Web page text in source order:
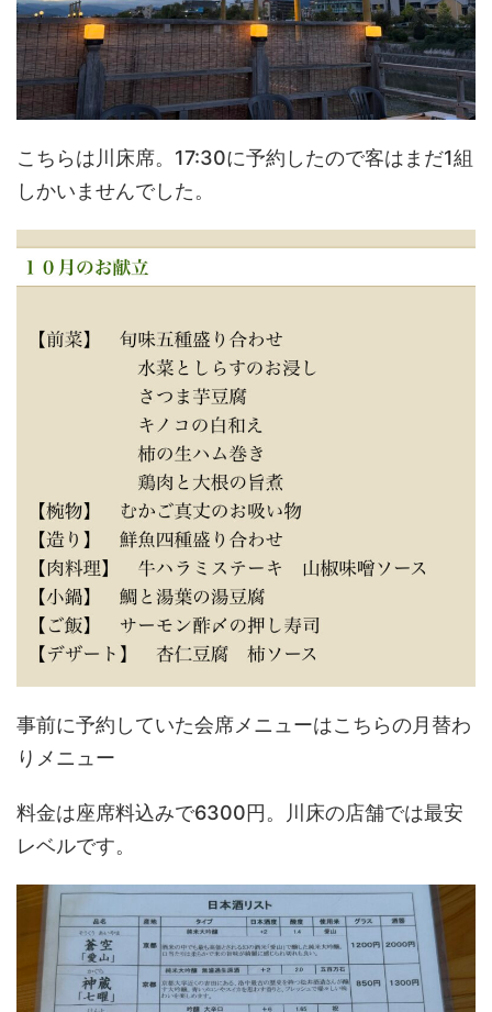
こちらは川床席。17:30に予約したので客はまだ1組
しかいませんでした。
事前に予約していた会席メニューはこちらの月替わ
りメニュー
料金は座席料込みで6300円。川床の店舗では最安
レベルです。